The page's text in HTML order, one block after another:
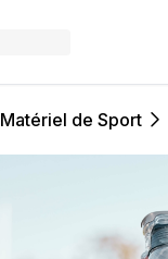
Matériel de Sport